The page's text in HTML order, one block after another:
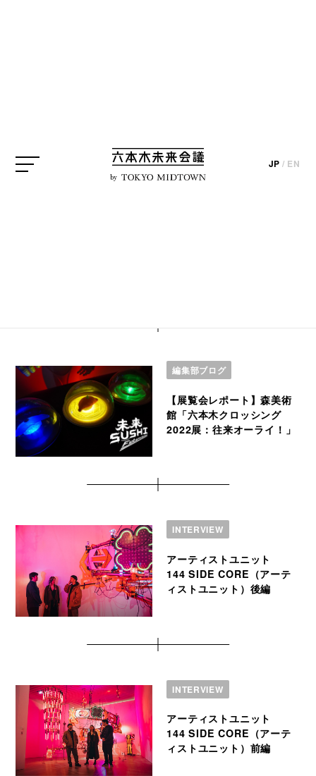
by
JP / EN
編集部ブログ
【展覧会レポート】森美術
館「六本木クロッシング
2022展：往来オーライ！」
INTERVIEW
アーティストユニット
144 SIDE CORE（アーテ
ィストユニット）後編
INTERVIEW
アーティストユニット
144 SIDE CORE（アーテ
ィストユニット）前編